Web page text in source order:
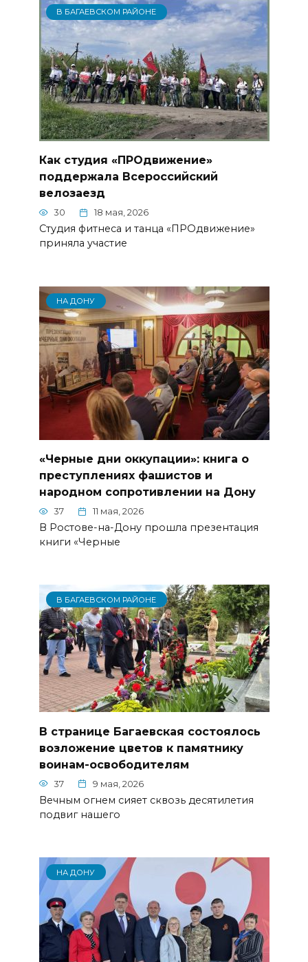
В БАГАЕВСКОМ РАЙОНЕ
Как студия «ПРОдвижение»
поддержала Всероссийский
велозаезд
30 18 мая, 2026
Студия фитнеса и танца «ПРОдвижение»
приняла участие
НА ДОНУ
«Черные дни оккупации»: книга о
преступлениях фашистов и
народном сопротивлении на Дону
37 11 мая, 2026
В Ростове-на-Дону прошла презентация
книги «Черные
В БАГАЕВСКОМ РАЙОНЕ
В странице Багаевская состоялось
возложение цветов к памятнику
воинам-освободителям
37 9 мая, 2026
Вечным огнем сияет сквозь десятилетия
подвиг нашего
НА ДОНУ